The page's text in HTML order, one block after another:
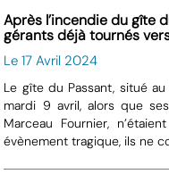
Après l’incendie du gîte
gérants déjà tournés
Le 17 Avril 2024
Le gîte du Passant, situé
mardi 9 avril, alors que
Marceau Fournier,
évènement tragique, ils ne